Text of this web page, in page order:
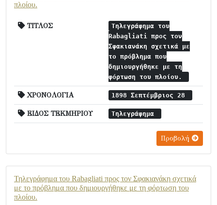
πλοίου.
ΤΙΤΛΟΣ
Τηλεγράφημα του
Rabagliati προς τον
Σφακιανάκη σχετικά με
το πρόβλημα που
δημιουργήθηκε με τη
φόρτωση του πλοίου.
ΧΡΟΝΟΛΟΓΙΑ 1898 Σεπτέμβριος 28
ΕΙΔΟΣ ΤΕΚΜΗΡΙΟΥ Τηλεγράφημα
Προβολή
Τηλεγράφημα του Rabagliati προς τον Σφακιανάκη σχετικά
με το πρόβλημα που δημιουργήθηκε με τη φόρτωση του
πλοίου.